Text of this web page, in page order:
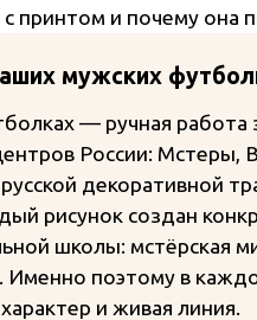
принтом и почему она
мужских
— ручная работа
России: Мстеры,
декоративной
рисунок создан
школы: мстёрская
Именно поэтому в
и живая линия.